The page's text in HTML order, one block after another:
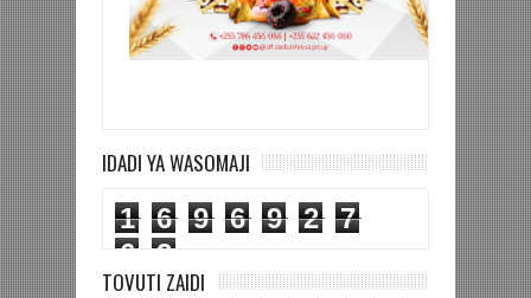
IDADI YA WASOMAJI
1 6 9 6 9 2
7
6
2
TOVUTI ZAIDI